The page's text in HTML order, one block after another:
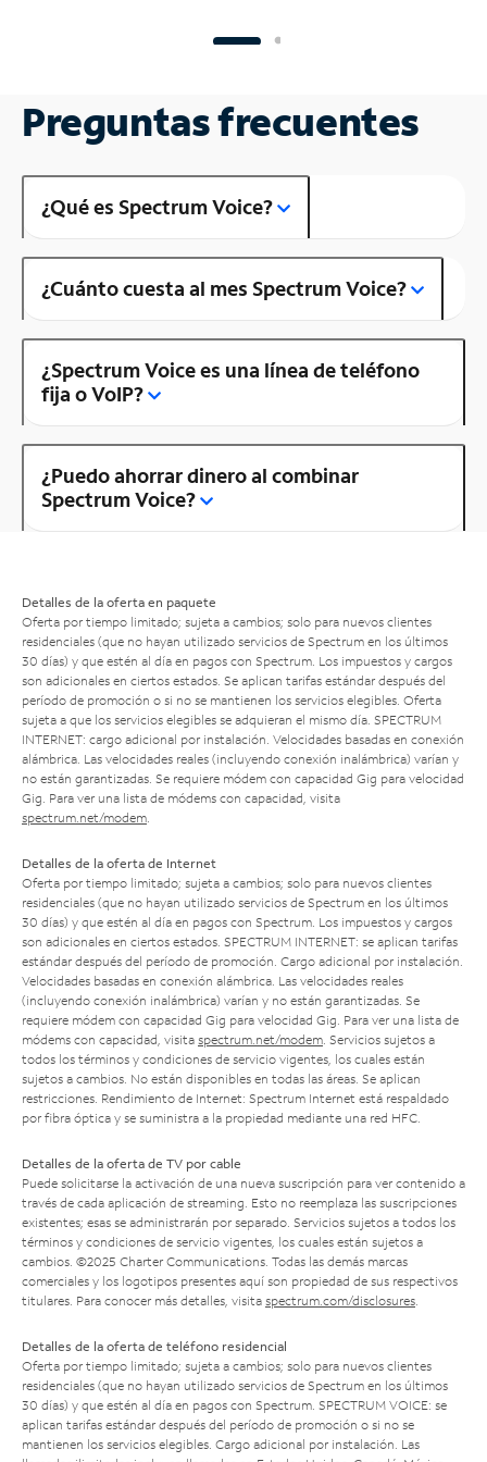
Preguntas frecuentes
¿Qué es Spectrum Voice?
¿Cuánto cuesta al mes Spectrum Voice?
¿Spectrum Voice es una línea de teléfono
fija o VoIP?
¿Puedo ahorrar dinero al combinar
Spectrum Voice?
Detalles de la oferta en paquete
Oferta por tiempo limitado; sujeta a cambios; solo para nuevos clientes
residenciales (que no hayan utilizado servicios de Spectrum en los últimos
30 días) y que estén al día en pagos con Spectrum. Los impuestos y cargos
son adicionales en ciertos estados. Se aplican tarifas estándar después del
período de promoción o si no se mantienen los servicios elegibles. Oferta
sujeta a que los servicios elegibles se adquieran el mismo día. SPECTRUM
INTERNET: cargo adicional por instalación. Velocidades basadas en conexión
alámbrica. Las velocidades reales (incluyendo conexión inalámbrica) varían y
no están garantizadas. Se requiere módem con capacidad Gig para velocidad
Gig. Para ver una lista de módems con capacidad, visita
spectrum.net/modem
Detalles de la oferta de Internet
Oferta por tiempo limitado; sujeta a cambios; solo para nuevos clientes
residenciales (que no hayan utilizado servicios de Spectrum en los últimos
30 días) y que estén al día en pagos con Spectrum. Los impuestos y cargos
son adicionales en ciertos estados. SPECTRUM INTERNET: se aplican tarifas
estándar después del período de promoción. Cargo adicional por instalación.
Velocidades basadas en conexión alámbrica. Las velocidades reales
(incluyendo conexión inalámbrica) varían y no están garantizadas. Se
requiere módem con capacidad Gig para velocidad Gig. Para ver una lista de
módems con capacidad, visita spectrum.net/modem . Servicios sujetos a
todos los términos y condiciones de servicio vigentes, los cuales están
sujetos a cambios. No están disponibles en todas las áreas. Se aplican
restricciones. Rendimiento de Internet: Spectrum Internet está respaldado
por fibra óptica y se suministra a la propiedad mediante una red HFC.
Detalles de la oferta de TV por cable
Puede solicitarse la activación de una nueva suscripción para ver contenido a
través de cada aplicación de streaming. Esto no reemplaza las suscripciones
existentes; esas se administrarán por separado. Servicios sujetos a todos los
términos y condiciones de servicio vigentes, los cuales están sujetos a
cambios. ©2025 Charter Communications. Todas las demás marcas
comerciales y los logotipos presentes aquí son propiedad de sus respectivos
titulares. Para conocer más detalles, visita spectrum.com/disclosures
Detalles de la oferta de teléfono residencial
Oferta por tiempo limitado; sujeta a cambios; solo para nuevos clientes
residenciales (que no hayan utilizado servicios de Spectrum en los últimos
30 días) y que estén al día en pagos con Spectrum. SPECTRUM VOICE: se
aplican tarifas estándar después del período de promoción o si no se
mantienen los servicios elegibles. Cargo adicional por instalación. Las